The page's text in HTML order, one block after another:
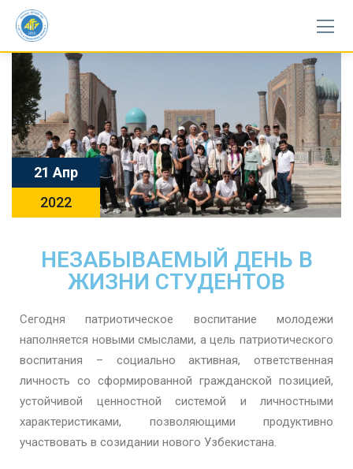
21 Апр
2022
НЕЗАБЫВАЕМЫЙ ДЕНЬ В
ЖИЗНИ СТУДЕНТОВ
Сегодня патриотическое воспитание молодежи
наполняется новыми смыслами, а цель патриотического
воспитания – социально активная, ответственная
личность со сформированной гражданской позицией,
устойчивой ценностной системой и личностными
характеристиками, позволяющими продуктивно
участвовать в созидании нового Узбекистана.